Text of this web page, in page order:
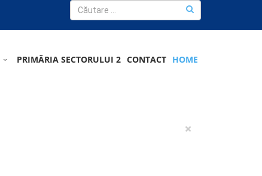
PRIMĂRIA SECTORULUI 2 CONTACT HOME
×